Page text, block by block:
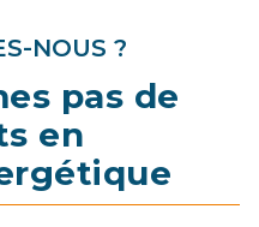
NOUS ?
pas de
en